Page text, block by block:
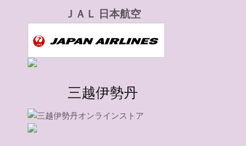
ＪＡＬ 日本航空
三越伊勢丹